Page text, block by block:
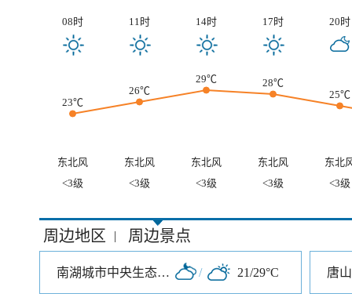
08时 11时 14时 17时 20时
23℃
26℃
29℃
28℃
25℃
东北风 东北风 东北风 东北风
东北
<3级
<3级 <3级 <3级 <3级
周边地区 | 周边景点
南湖城市中央生态公园 / 21/29°C 唐